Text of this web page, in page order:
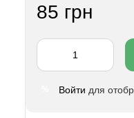
85 грн
Войти для